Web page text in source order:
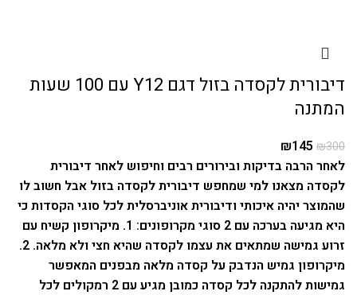
דיבורית לקסדה בזול דגם Y12 עם 100 שעות
המתנה
₪300
₪145
לאחר הרבה בדיקות ובירורים רבים וחיפוש לאחר דיבורית
לקסדה מצאנו למי שמחפש דיבורית לקסדה בזול אבל חשוב לו
שהמוצר יהיה איכותי ודיבורית אוניברסלית לכל סוגי הקסדות כי
היא מגיעה בערכה עם 2 סוגי מקרופונים: 1. מיקרופון קשיח עם
זרוע גמישה שמתאים את עצמו לקסדה שהיא חצי ולא מלאה. 2.
מיקרופון גמיש הנדבק על קסדה מלאה מבפנים המאפשר
גמישות להתקנה לכל קסדה כמובן מגיע עם 2 רמקולים לכל